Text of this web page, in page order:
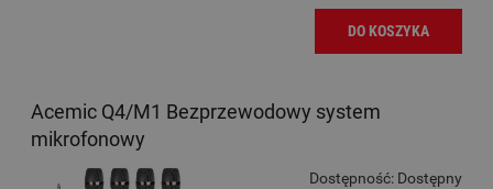
DO KOSZYKA
Acemic Q4/M1 Bezprzewodowy system
mikrofonowy
Dostępność: Dostępny